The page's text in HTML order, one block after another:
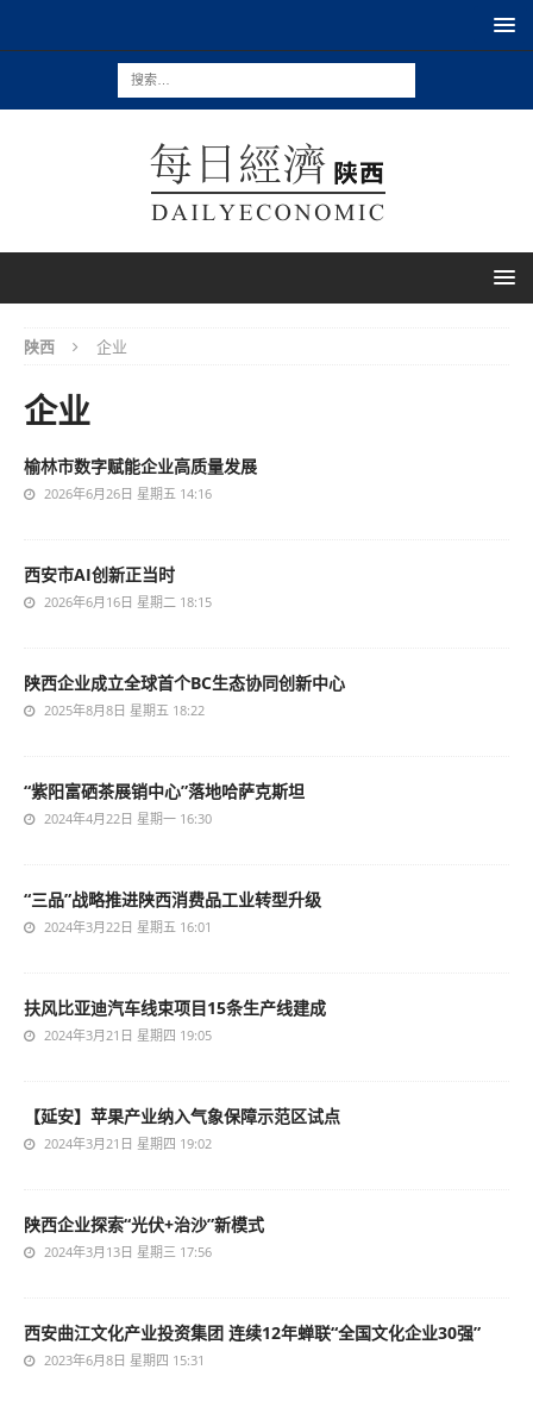
陕西 企业
企业
榆林市数字赋能企业高质量发展
2026年6月26日 星期五 14:16
西安市AI创新正当时
2026年6月16日 星期二 18:15
陕西企业成立全球首个BC生态协同创新中心
2025年8月8日 星期五 18:22
“紫阳富硒茶展销中心”落地哈萨克斯坦
2024年4月22日 星期一 16:30
“三品”战略推进陕西消费品工业转型升级
2024年3月22日 星期五 16:01
扶风比亚迪汽车线束项目15条生产线建成
2024年3月21日 星期四 19:05
【延安】苹果产业纳入气象保障示范区试点
2024年3月21日 星期四 19:02
陕西企业探索“光伏+治沙”新模式
2024年3月13日 星期三 17:56
西安曲江文化产业投资集团 连续12年蝉联“全国文化企业30强”
2023年6月8日 星期四 15:31